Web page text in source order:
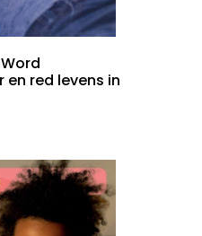
en red levens in